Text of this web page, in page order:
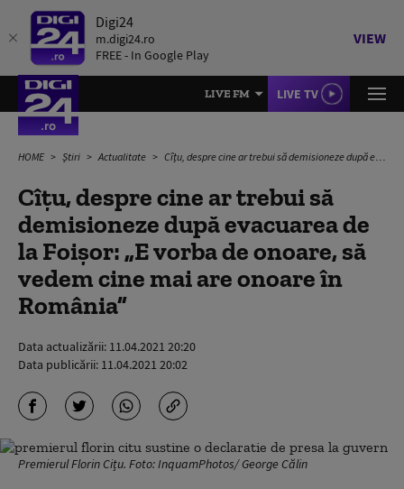
Digi24
m.digi24.ro
FREE - In Google Play
VIEW
LIVE FM LIVE TV
HOME Știri Actualitate Cîțu, despre cine ar trebui să demisioneze după evacuarea de la Foișor: „E vorba de onoare, să vedem cine mai are onoare în România”
Cîțu, despre cine ar trebui să
demisioneze după evacuarea de
la Foișor: „E vorba de onoare, să
vedem cine mai are onoare în
România”
Data actualizării: 11.04.2021 20:20
Data publicării: 11.04.2021 20:02
Premierul Florin Cițu. Foto: InquamPhotos/ George Călin